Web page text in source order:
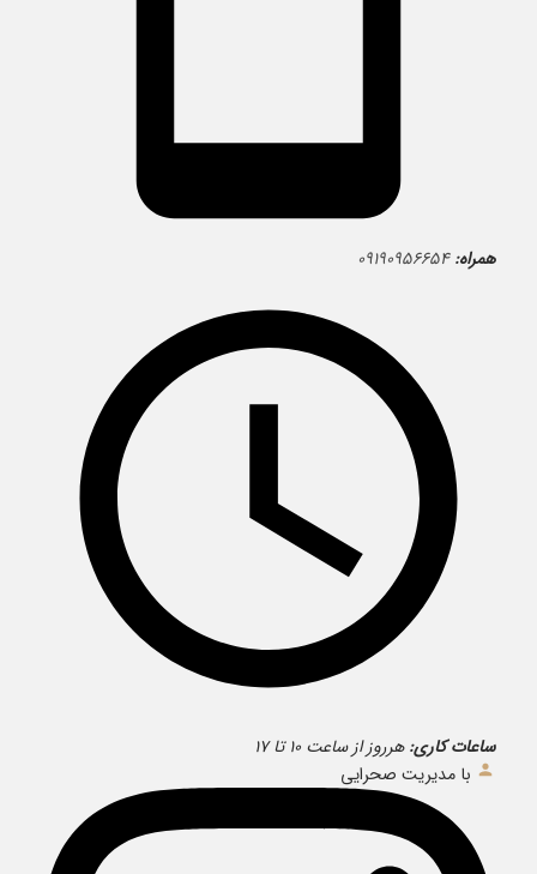
همراه: ۰۹۱۹۰۹۵۶۶۵۴
ساعات کاری: هرروز از ساعت ۱۰ تا ۱۷
با مدیریت صحرایی